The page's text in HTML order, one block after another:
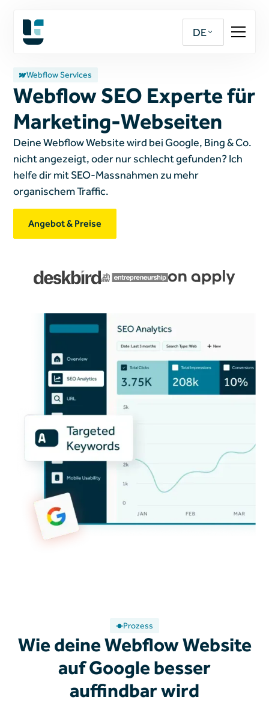
DE
Webflow Services
Webflow SEO Experte für
Marketing-Webseiten
Deine Webflow Website wird bei Google, Bing & Co.
nicht angezeigt, oder nur schlecht gefunden? Ich
helfe dir mit SEO-Massnahmen zu mehr
organischem Traffic.
Angebot & Preise
Prozess
Wie deine Webflow Website
auf Google besser
auffindbar wird